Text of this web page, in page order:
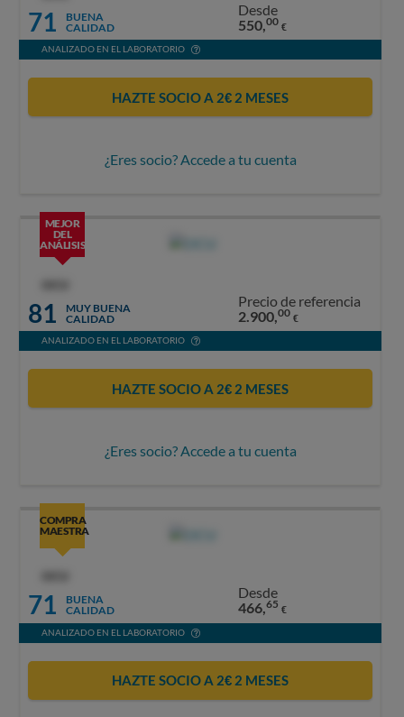
71
BUENA
CALIDAD
Desde
550,00 €
ANALIZADO EN EL LABORATORIO
HAZTE SOCIO A 2€ 2 MESES
¿Eres socio? Accede a tu cuenta
MEJOR
DEL
ANÁLISIS
81
MUY BUENA
CALIDAD
Precio de referencia
2.900,00 €
ANALIZADO EN EL LABORATORIO
HAZTE SOCIO A 2€ 2 MESES
¿Eres socio? Accede a tu cuenta
COMPRA
MAESTRA
71
BUENA
CALIDAD
Desde
466,65 €
ANALIZADO EN EL LABORATORIO
HAZTE SOCIO A 2€ 2 MESES